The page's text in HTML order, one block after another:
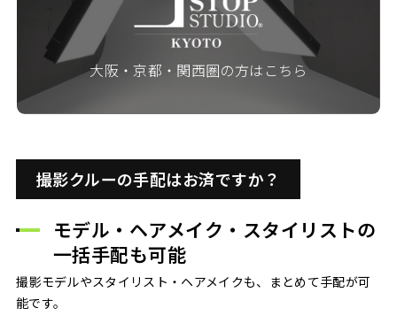
大阪・京都・関西圏の方はこちら
撮影クルーの手配はお済ですか？
モデル・ヘアメイク・スタイリストの
一括手配も可能
撮影モデルやスタイリスト・ヘアメイクも、まとめて手配が可
能です。